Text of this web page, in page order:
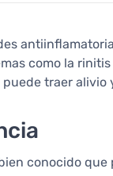
como la
traer alivio
conocido